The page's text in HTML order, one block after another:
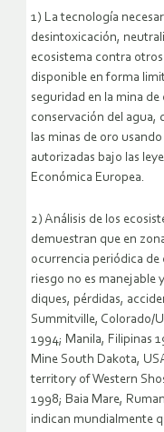
1) La tecnología
desintoxicación,
ecosistema contra
disponible en forma
seguridad en la mina
conservación del agua,
las minas de oro
autorizadas bajo las
Económica Europea.
2) Análisis de los
demuestran que en
ocurrencia periódica de
riesgo no es manejable
diques, pérdidas,
Summitville, Colorado/
1994; Manila, Filipinas
Mine South Dakota,
territory of Western
1998; Baia Mare,
indican mundialmente